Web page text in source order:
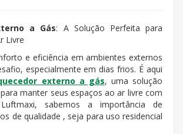
a Gás: A Solução Perfeita para
Livre
e eficiência em ambientes externos
especialmente em dias frios. É aqui
externo a gás, uma solução
manter seus espaços ao ar livre com
sabemos a importância de
de qualidade , seja para uso residencial